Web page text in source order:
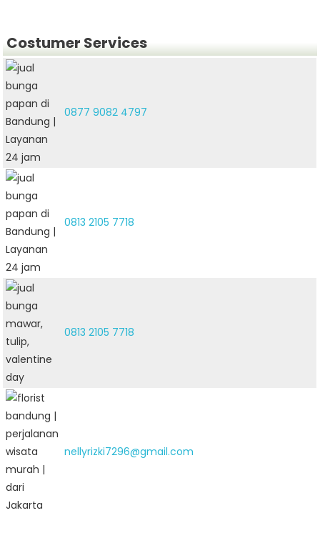
Costumer Services
0877 9082 4797
0813 2105 7718
0813 2105 7718
nellyrizki7296@gmail.com